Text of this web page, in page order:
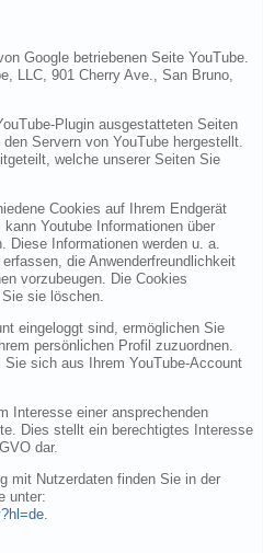
Google betriebenen Seite YouTube.
LLC, 901 Cherry Ave., San Bruno,
Plugin ausgestatteten Seiten
Servern von YouTube hergestellt.
welche unserer Seiten Sie
Cookies auf Ihrem Endgerät
Youtube Informationen über
Diese Informationen werden u. a.
die Anwenderfreundlichkeit
vorzubeugen. Die Cookies
sie löschen.
eingeloggt sind, ermöglichen Sie
persönlichen Profil zuzuordnen.
sich aus Ihrem YouTube-Account
Interesse einer ansprechenden
Dies stellt ein berechtigtes Interesse
dar.
mit Nutzerdaten finden Sie in der
unter: